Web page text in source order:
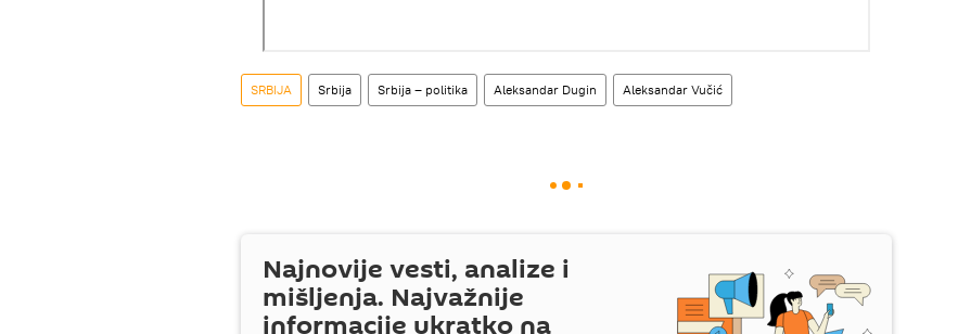
SRBIJA Srbija Srbija – politika Aleksandar Dugin Aleksandar Vučić
Najnovije vesti, analize i
mišljenja. Najvažnije
informacije ukratko na